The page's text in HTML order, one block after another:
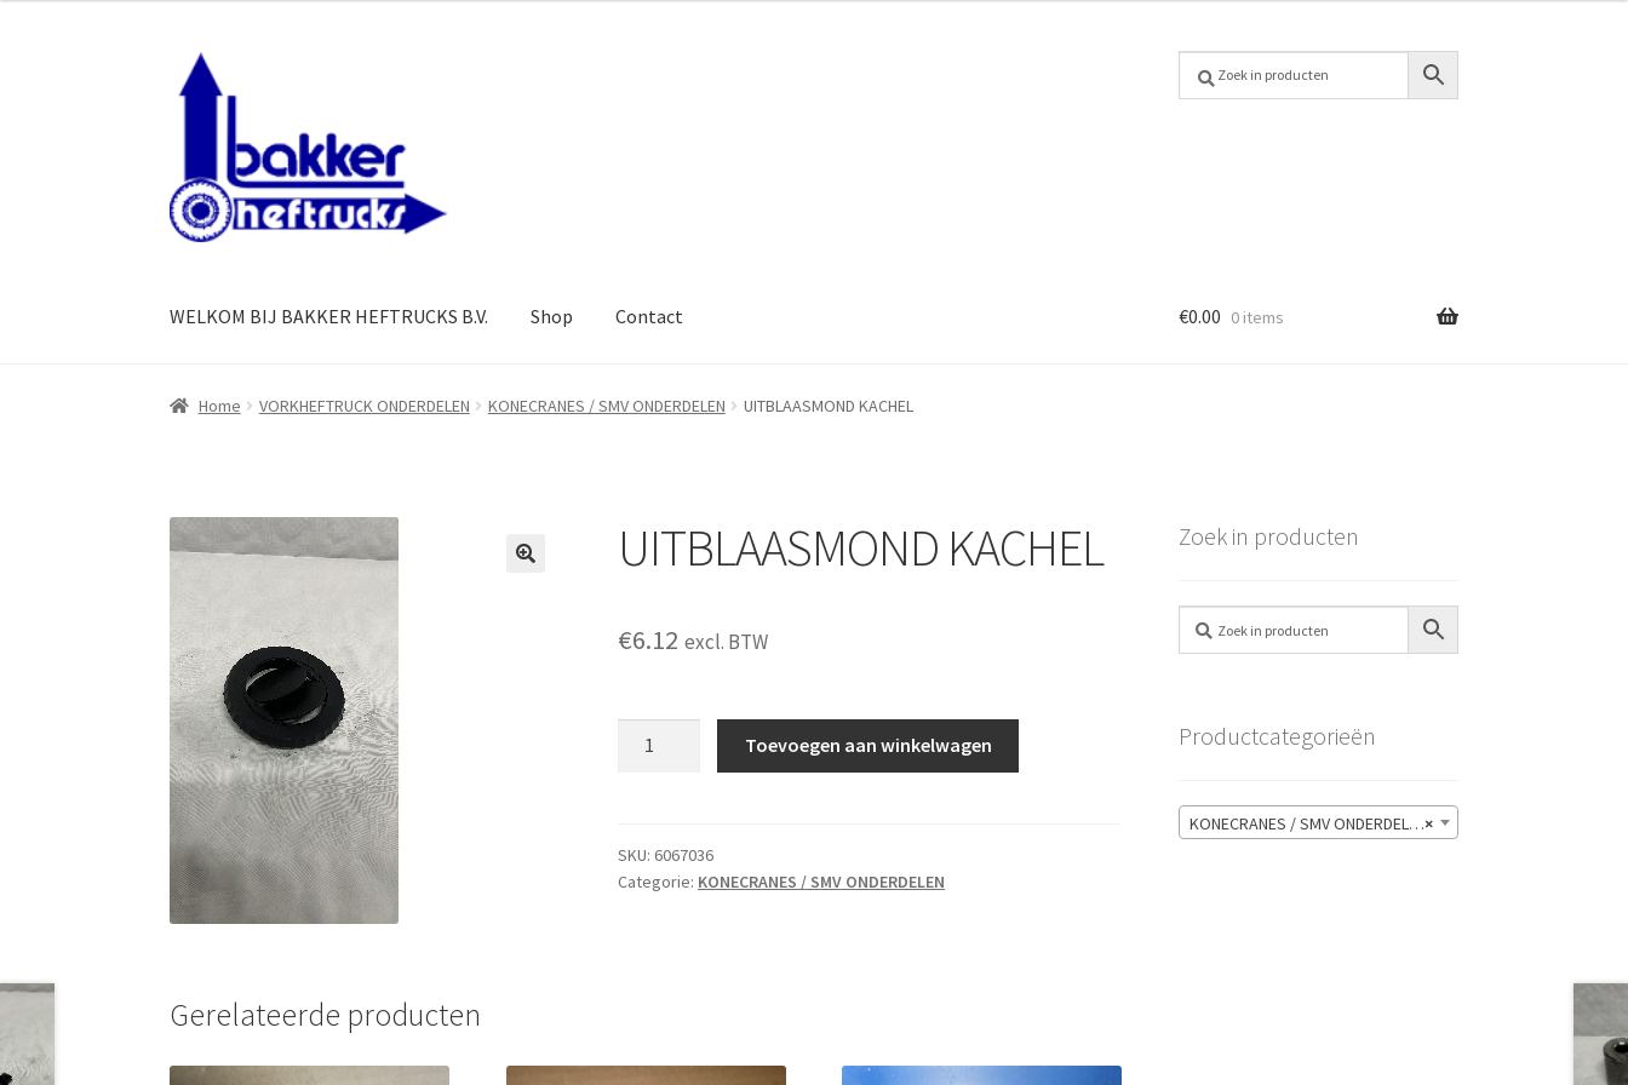
door
navigatie
naar
WELKOM BIJ BAKKER HEFTRUCKS B.V. Shop Contact €0.00 0 items
Home VORKHEFTRUCK ONDERDELEN KONECRANES / SMV ONDERDELEN UITBLAASMOND KACHEL
UITBLAASMOND KACHEL
€6.12 excl. BTW
Toevoegen aan winkelwagen
SKU: 6067036
Categorie: KONECRANES / SMV ONDERDELEN
Gerelateerde producten
Zoek in producten
Productcategorieën
×
KONECRANES / SMV ONDERDELEN